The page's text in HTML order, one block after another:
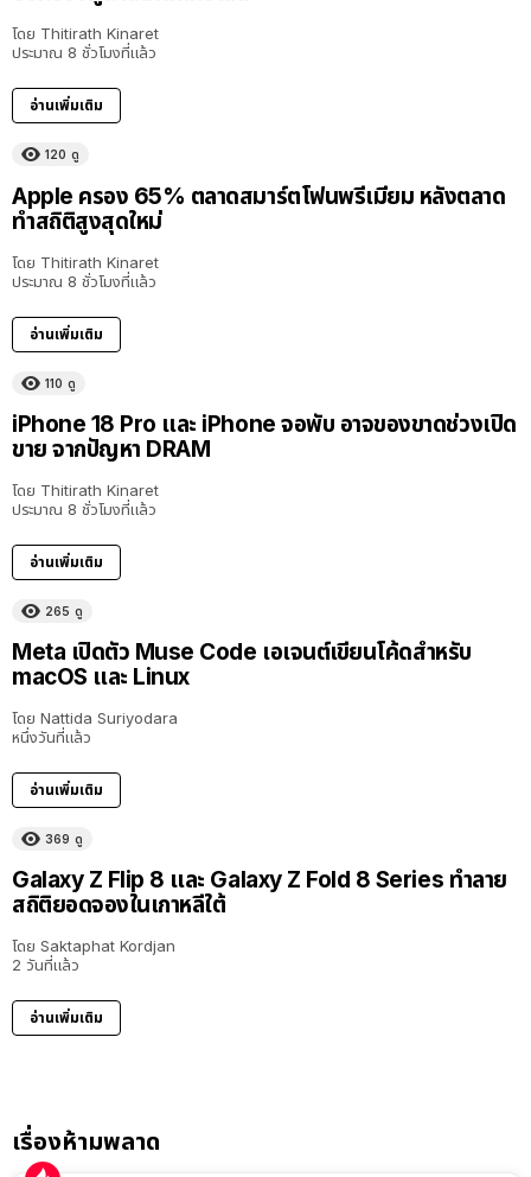
โดย Thitirath Kinaret
ประมาณ 8 ชั่วโมงที่แล้ว
อ่านเพิ่มเติม
120 ดู
Apple ครอง 65% ตลาดสมาร์ตโฟนพรีเมียม หลังตลาด
ทำสถิติสูงสุดใหม่
โดย Thitirath Kinaret
ประมาณ 8 ชั่วโมงที่แล้ว
อ่านเพิ่มเติม
110 ดู
iPhone 18 Pro และ iPhone จอพับ อาจของขาดช่วงเปิด
ขาย จากปัญหา DRAM
โดย Thitirath Kinaret
ประมาณ 8 ชั่วโมงที่แล้ว
อ่านเพิ่มเติม
265 ดู
Meta เปิดตัว Muse Code เอเจนต์เขียนโค้ดสำหรับ
macOS และ Linux
โดย Nattida Suriyodara
หนึ่งวันที่แล้ว
อ่านเพิ่มเติม
369 ดู
Galaxy Z Flip 8 และ Galaxy Z Fold 8 Series ทำลาย
สถิติยอดจองในเกาหลีใต้
โดย Saktaphat Kordjan
2 วันที่แล้ว
อ่านเพิ่มเติม
เรื่องห้ามพลาด